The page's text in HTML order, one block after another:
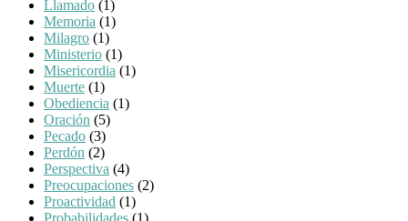
Llamado (1)
Memoria (1)
Milagro (1)
Ministerio (1)
Misericordia (1)
Muerte (1)
Obediencia (1)
Oración (5)
Pecado (3)
Perdón (2)
Perspectiva (4)
Preocupaciones (2)
Proactividad (1)